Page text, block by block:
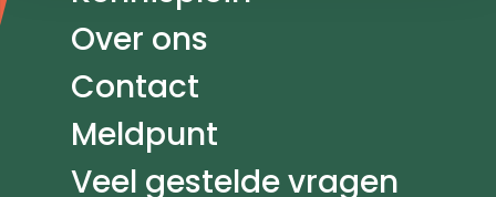
Over ons
Contact
Meldpunt
Veel gestelde vragen